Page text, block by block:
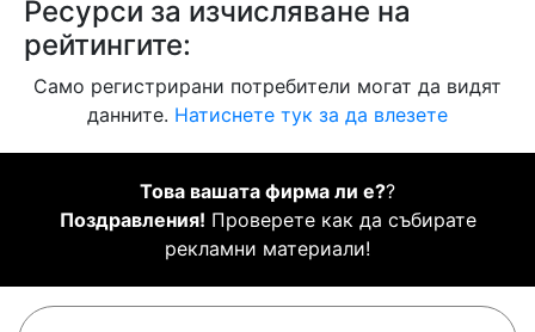
Ресурси за изчисляване на
рейтингите:
Само регистрирани потребители могат да видят
данните. Натиснете тук за да влезете
Това вашата фирма ли е??
Поздравления! Проверете как да събирате
рекламни материали!